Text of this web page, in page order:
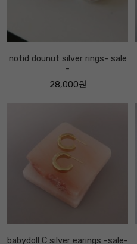
notid dounut silver rings- sale
-
28,000원
babydoll C silver earings -sale-